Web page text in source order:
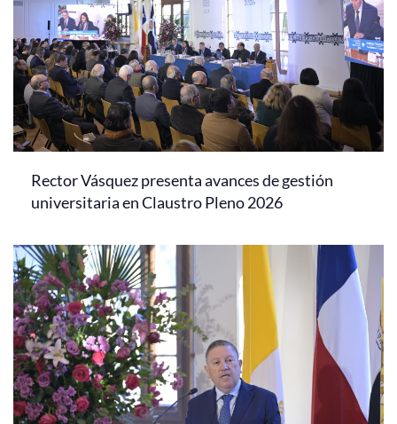
Rector Vásquez presenta avances de gestión
universitaria en Claustro Pleno 2026